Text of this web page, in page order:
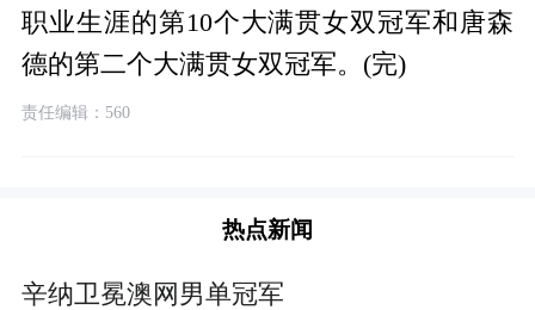
职业生涯的第10个大满贯女双冠军和唐森
德的第二个大满贯女双冠军。(完)
责任编辑：560
热点新闻
辛纳卫冕澳网男单冠军